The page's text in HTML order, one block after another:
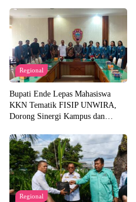
Regional
Bupati Ende Lepas Mahasiswa
KKN Tematik FISIP UNWIRA,
Dorong Sinergi Kampus dan
Regional